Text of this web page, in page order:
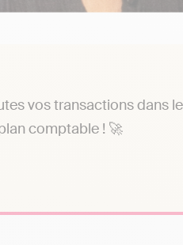
vos transactions dans
comptable ! 🚀